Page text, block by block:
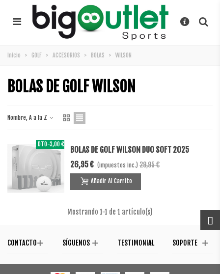
Inicio > GOLF > ACCESORIOS > BOLAS > WILSON
BOLAS DE GOLF WILSON
Nombre, A a la Z
DTO-3,00 €
BOLAS DE GOLF WILSON DUO SOFT 2025
26,95 € (impuestos inc.) 29,95 €
Añadir Al Carrito
Mostrando 1-1 de 1 artículo(s)
CONTACTO SÍGUENOS TESTIMONIAL SOPORTE